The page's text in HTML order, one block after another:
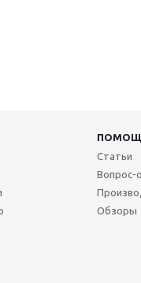
Статьи
Вопрос-
Обзоры